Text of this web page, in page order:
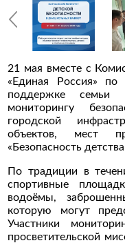
21 мая вместе с
«Единая Россия» по
поддержке
мониторингу
городской
объектов, мест
«Безопасность
По традиции в
спортивные
водоёмы,
которую могут
Участники
просветительской